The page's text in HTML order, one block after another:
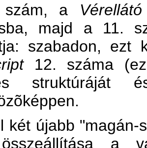
a Vérellátó
majd a 11.
szabadon, ezt
12. száma
struktúráját
két újabb
a